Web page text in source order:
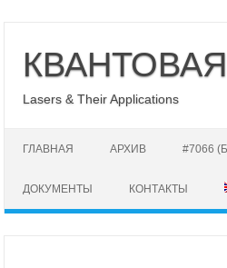
содержимому
Lasers & Their Applications
ГЛАВНАЯ АРХИВ #7066
ДОКУМЕНТЫ КОНТАКТЫ